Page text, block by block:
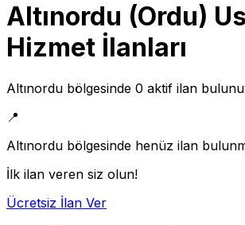
Altınordu (Ordu)
Hizmet İlanları
Altınordu bölgesinde 0 aktif ilan
📍
Altınordu bölgesinde henüz ilan
İlk ilan veren siz olun!
Ücretsiz İlan Ver